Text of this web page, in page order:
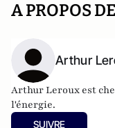
A PROPOS
Arthur
Arthur Leroux est
l'énergie.
SUIVRE